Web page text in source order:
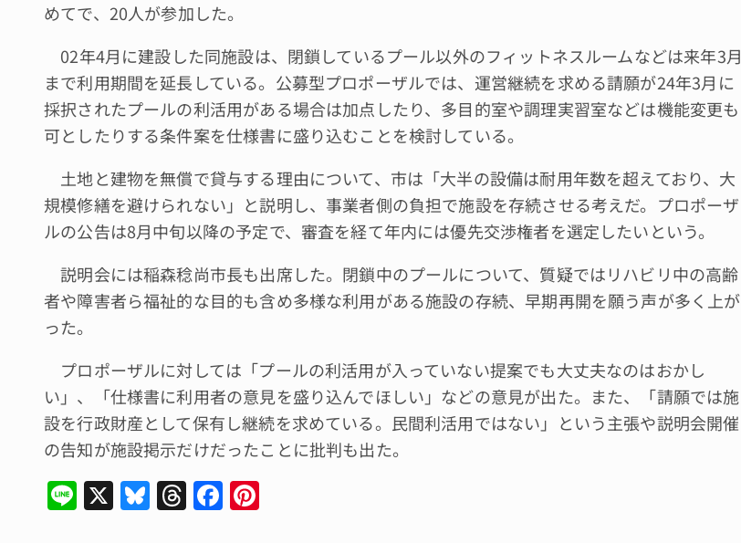
めてで、20人が参加した。
02年4月に建設した同施設は、閉鎖しているプール以外のフィットネスルームなどは来年3月
まで利用期間を延長している。公募型プロポーザルでは、運営継続を求める請願が24年3月に
採択されたプールの利活用がある場合は加点したり、多目的室や調理実習室などは機能変更も
可としたりする条件案を仕様書に盛り込むことを検討している。
土地と建物を無償で貸与する理由について、市は「大半の設備は耐用年数を超えており、大
規模修繕を避けられない」と説明し、事業者側の負担で施設を存続させる考えだ。プロポーザ
ルの公告は8月中旬以降の予定で、審査を経て年内には優先交渉権者を選定したいという。
説明会には稲森稔尚市長も出席した。閉鎖中のプールについて、質疑ではリハビリ中の高齢
者や障害者ら福祉的な目的も含め多様な利用がある施設の存続、早期再開を願う声が多く上が
った。
プロポーザルに対しては「プールの利活用が入っていない提案でも大丈夫なのはおかし
い」、「仕様書に利用者の意見を盛り込んでほしい」などの意見が出た。また、「請願では施
設を行政財産として保有し継続を求めている。民間利活用ではない」という主張や説明会開催
の告知が施設掲示だけだったことに批判も出た。
Li X Bl T F